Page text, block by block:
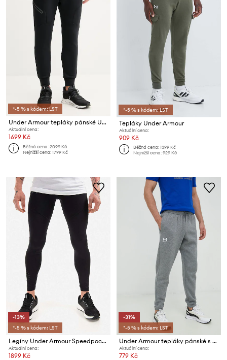
*-5 % s kódem: LST
Under Armour tepláky pánské Unstoppable Fleece
Aktuální cena:
1699 Kč
Běžná cena:2099 Kč
Nejnižší cena:1799 Kč
*-5 % s kódem: LST
Tepláky Under Armour
Aktuální cena:
909 Kč
Běžná cena:1399 Kč
Nejnižší cena:929 Kč
-13%
*-5 % s kódem: LST
Legíny Under Armour Speedpocket Tight
Aktuální cena:
1899 Kč
-31%
*-5 % s kódem: LST
Under Armour tepláky pánské s bavlnou Essential Fleece
Aktuální cena:
779 Kč